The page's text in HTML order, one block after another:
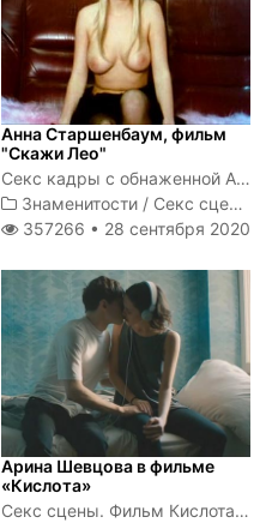
Анна Старшенбаум, фильм
"Скажи Лео"
Секс кадры с обнаженной Анной Старшенбаум
Знаменитости / Секс сцены
357266 • 28 сентября 2020
Арина Шевцова в фильме
«Кислота»
Секс сцены. Фильм Кислота 2018